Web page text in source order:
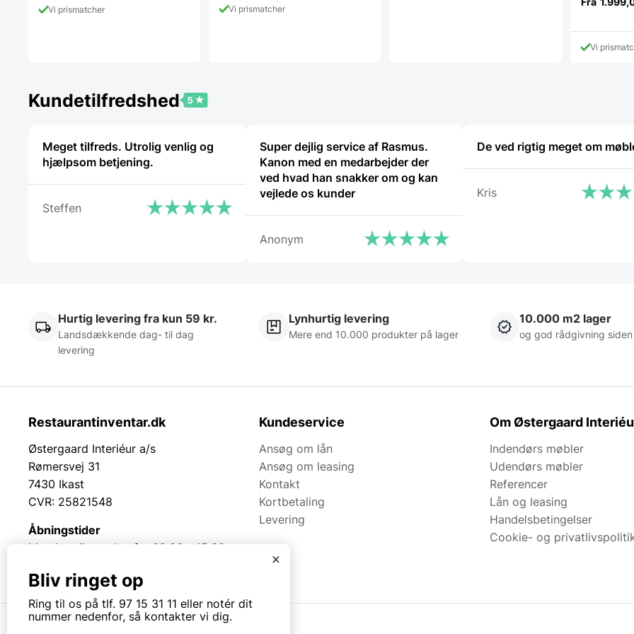
Vi prismatcher Vi prismatcher
Vi
Kundetilfredshed
Meget tilfreds. Utrolig venlig og
hjælpsom betjening.
Steffen
Super dejlig service af Rasmus.
Kanon med en medarbejder der
ved hvad han snakker om og kan
vejlede os kunder
Anonym
De ved rigtig meget om
Kris
Hurtig levering fra kun 59 kr.
Landsdækkende dag- til dag
levering
Lynhurtig levering
Mere end 10.000 produkter på lager
10.000 m2 lager
og god rådgivning siden
Restaurantinventar.dk
Østergaard Interiéur a/s
Rømersvej 31
7430 Ikast
CVR: 25821548
Åbningstider
Mandag til torsdag fra 08:00 – 15:30.
Kundeservice
Ansøg om lån
Ansøg om leasing
Kontakt
Kortbetaling
Levering
Om Østergaard
Indendørs møbler
Udendørs møbler
Referencer
Lån og leasing
Handelsbetingelser
Cookie- og
x
Bliv ringet op
Ring til os på tlf. 97 15 31 11 eller notér dit
nummer nedenfor, så kontakter vi dig.